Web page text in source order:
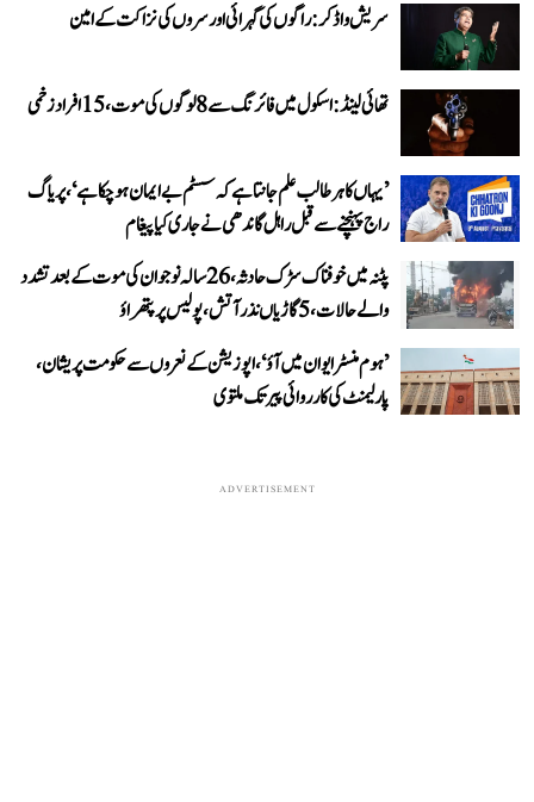
سریش واڈکر: راگوں کی گہرائی اور سروں کی نزاکت کے امین
تھائی لینڈ: اسکول میں فائرنگ سے 8 لوگوں کی موت، 15 افراد زخمی
’یہاں کا ہر طالب علم جانتا ہے کہ سسٹم بے ایمان ہو چکا ہے‘، پریاگ
راج پہنچنے سے قبل راہل گاندھی نے جاری کیا پیغام
پٹنہ میں خوفناک سڑک حادثہ، 26 سالہ نوجوان کی موت کے بعد تشدد
والے حالات، 5 گاڑیاں نذر آتش، پولیس پر پتھراؤ
’ہوم منسٹر ایوان میں آؤ‘، اپوزیشن کے نعروں سے حکومت پریشان،
پارلیمنٹ کی کارروائی پیر تک ملتوی
ADVERTISEMENT